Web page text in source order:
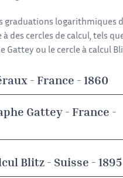
graduations logarithmiques
à des cercles de calcul, tels
Gattey ou le cercle à calcul
- France - 1860
Gattey - France -
Blitz - Suisse - 1895